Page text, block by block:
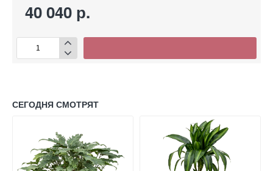
40 040 р.
СЕГОДНЯ СМОТРЯТ